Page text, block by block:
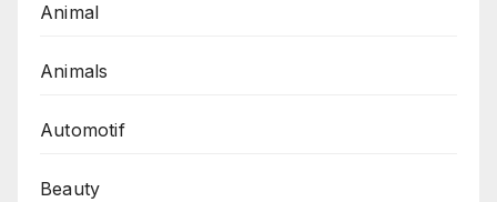
Animal
Animals
Automotif
Beauty